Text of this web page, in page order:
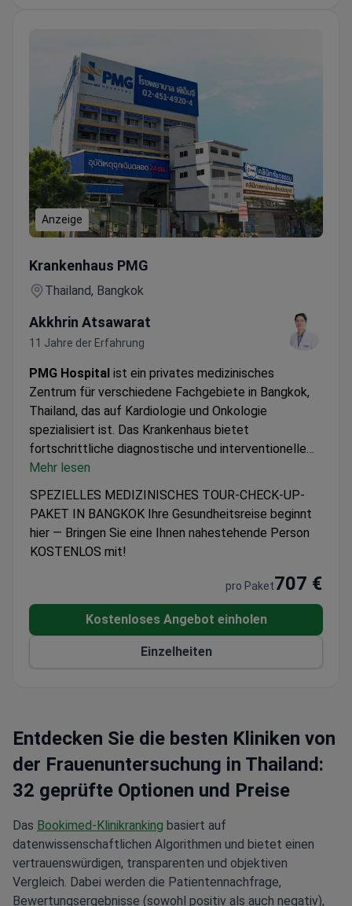
Anzeige
Krankenhaus PMG
Thailand, Bangkok
Akkhrin Atsawarat
11 Jahre der Erfahrung
PMG Hospital ist ein privates medizinisches
Zentrum für verschiedene Fachgebiete in Bangkok,
Thailand, das auf Kardiologie und Onkologie
spezialisiert ist. Das Krankenhaus bietet
fortschrittliche diagnostische und interventionelle
Verfahren an, darunter Koronarangiographie und
Karotisangioplastie mit Stenting. Das PMG Hospital
behandelt ausschließlich Erwachsene und wird am
häufigsten von Patienten aus Asien gewählt.
Mehr lesen
SPEZIELLES MEDIZINISCHES TOUR-CHECK-UP-
PAKET IN BANGKOK Ihre Gesundheitsreise beginnt
hier — Bringen Sie eine Ihnen nahestehende Person
KOSTENLOS mit!
pro Paket707 €
Kostenloses Angebot einholen
Einzelheiten
Entdecken Sie die besten Kliniken von
der Frauenuntersuchung in Thailand:
32 geprüfte Optionen und Preise
Das Bookimed-Klinikranking basiert auf
datenwissenschaftlichen Algorithmen und bietet einen
vertrauenswürdigen, transparenten und objektiven
Vergleich. Dabei werden die Patientennachfrage,
Bewertungsergebnisse (sowohl positiv als auch negativ),